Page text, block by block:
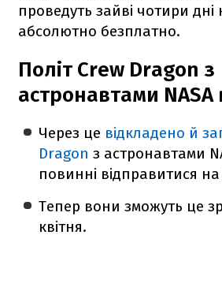
проведуть зайві чотири
абсолютно безплатно.
Політ Crew Dragon з
астронавтами NASA
Через це відкладено й
Dragon з астронавтами
повинні відправитися
Тепер вони зможуть це
квітня.